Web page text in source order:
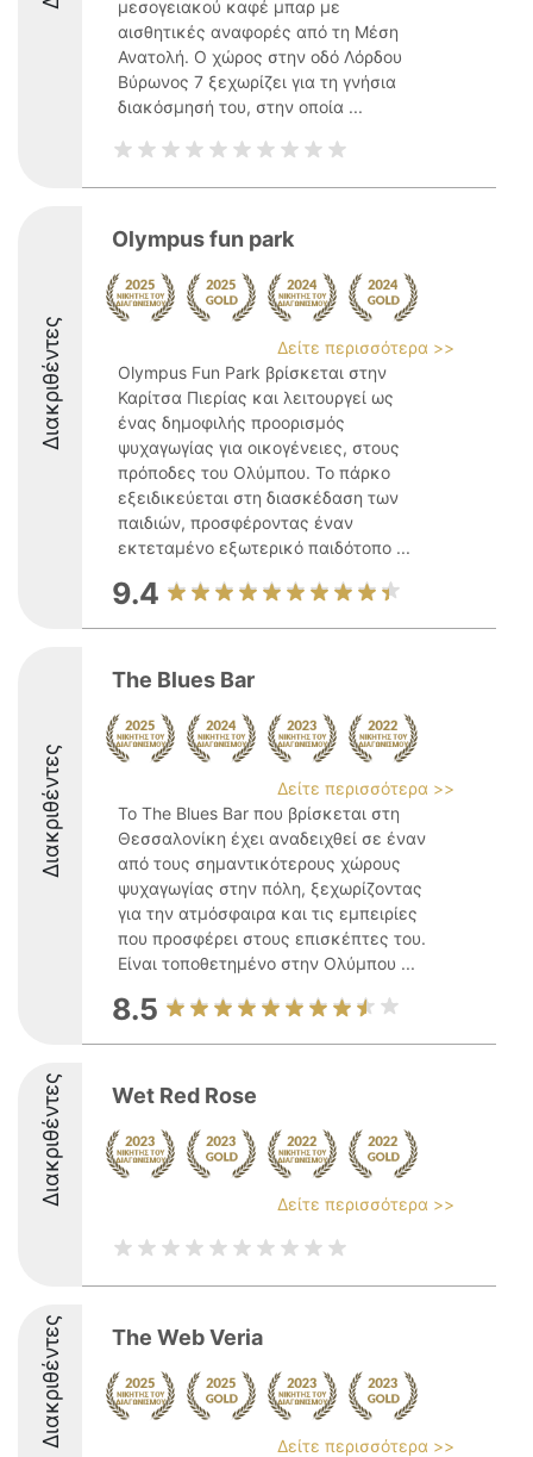
μεσογειακού καφέ μπαρ με
αισθητικές αναφορές από τη Μέση
Ανατολή. Ο χώρος στην οδό Λόρδου
Βύρωνος 7 ξεχωρίζει για τη γνήσια
διακόσμησή του, στην οποία ...
Διακριθέντες
Olympus fun park
Δείτε περισσότερα >>
Olympus Fun Park βρίσκεται στην
Καρίτσα Πιερίας και λειτουργεί ως
ένας δημοφιλής προορισμός
ψυχαγωγίας για οικογένειες, στους
πρόποδες του Ολύμπου. Το πάρκο
εξειδικεύεται στη διασκέδαση των
παιδιών, προσφέροντας έναν
εκτεταμένο εξωτερικό παιδότοπο ...
9.4
Διακριθέντες
The Blues Bar
Δείτε περισσότερα >>
Το The Blues Bar που βρίσκεται στη
Θεσσαλονίκη έχει αναδειχθεί σε έναν
από τους σημαντικότερους χώρους
ψυχαγωγίας στην πόλη, ξεχωρίζοντας
για την ατμόσφαιρα και τις εμπειρίες
που προσφέρει στους επισκέπτες του.
Είναι τοποθετημένο στην Ολύμπου ...
8.5
Διακριθέντες Wet Red Rose
Δείτε περισσότερα >>
Διακριθέντες The Web Veria
Δείτε περισσότερα >>